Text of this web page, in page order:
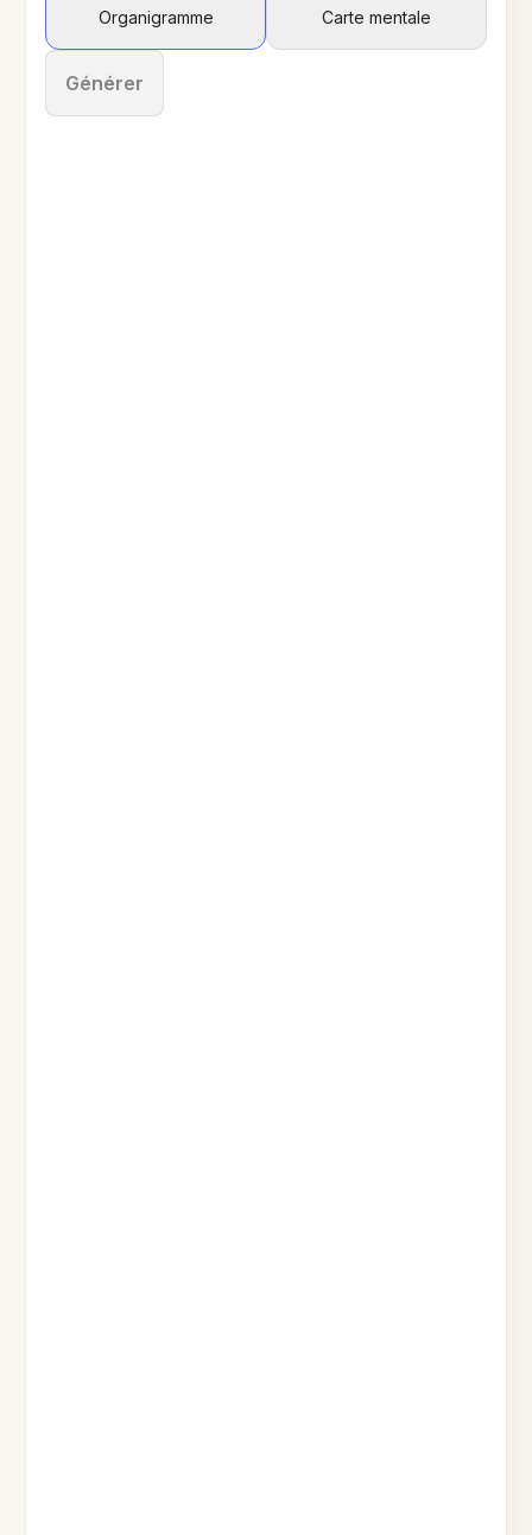
Organigramme Carte mentale
Générer